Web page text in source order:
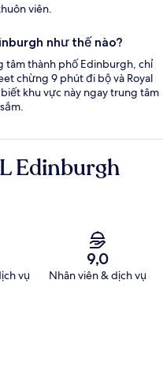
viên.
như thế nào?
tâm thành phố Edinburgh, chỉ
chừng 9 phút đi bộ và Royal
khu vực này ngay trung tâm
Edinburgh
vụ
9,0
Nhân viên & dịch vụ